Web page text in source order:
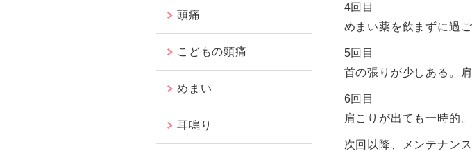
4回目
めまい薬を飲まずに過ご
5回目
首の張りが少しある。
6回目
肩こりが出ても一時的
次回以降、メンテナンス
頭痛
こどもの頭痛
めまい
耳鳴り